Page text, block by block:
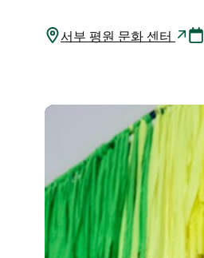
서부 평원 문화 센터